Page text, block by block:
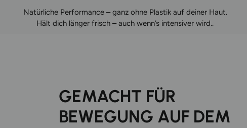
Natürliche Performance – ganz ohne Plastik auf deiner Haut.
Hält dich länger frisch – auch wenn’s intensiver wird..
GEMACHT FÜR
BEWEGUNG AUF DEM